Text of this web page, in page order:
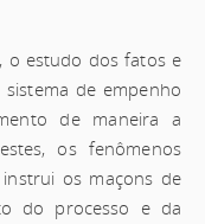
o estudo dos fatos e
de empenho
de maneira a
os fenômenos
instrui os maçons de
do processo e da